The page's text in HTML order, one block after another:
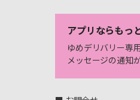
アプリならもっ
ゆめデリバリー専
メッセージの通知